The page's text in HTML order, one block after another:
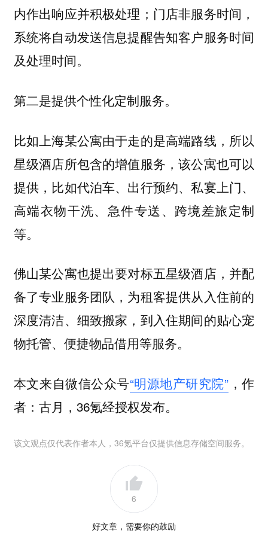
内作出响应并积极处理；门店非服务时间，
系统将自动发送信息提醒告知客户服务时间
及处理时间。
第二是提供个性化定制服务。
比如上海某公寓由于走的是高端路线，所以
星级酒店所包含的增值服务，该公寓也可以
提供，比如代泊车、出行预约、私宴上门、
高端衣物干洗、急件专送、跨境差旅定制
等。
佛山某公寓也提出要对标五星级酒店，并配
备了专业服务团队，为租客提供从入住前的
深度清洁、细致搬家，到入住期间的贴心宠
物托管、便捷物品借用等服务。
本文来自微信公众号“明源地产研究院” ，作
者：古月，36氪经授权发布。
该文观点仅代表作者本人，36氪平台仅提供信息存储空间服务。
6
好文章，需要你的鼓励